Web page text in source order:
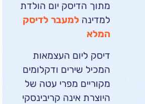
מתוך הדיסק יום הולדת
למעבר לדיסק
דיסק ליום העצמאות
המכיל שירים ודקלומים
מקוריים מפרי עטה של
היוצרת אינה קריבינסקי